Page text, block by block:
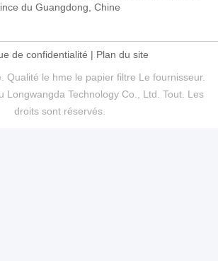
du Guangdong, Chine
de confidentialité | Plan du site
Qualité le hme le papier filtre Le fournisseur.
Longwangda Technology Co., Ltd. Tout. Les
droits sont réservés.